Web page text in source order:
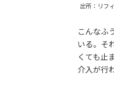
出所：リフ
こんなふ
いる。そ
くても止
介入が行